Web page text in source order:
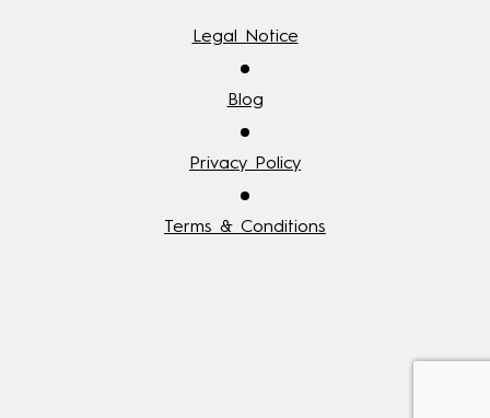
Legal Notice
Blog
Privacy Policy
Terms & Conditions